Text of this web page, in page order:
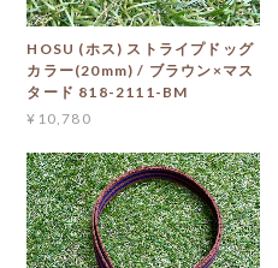
HOSU (ホス) ストライプドッグ
カラー(20mm) / ブラウン×マス
タード 818-2111-BM
¥10,780